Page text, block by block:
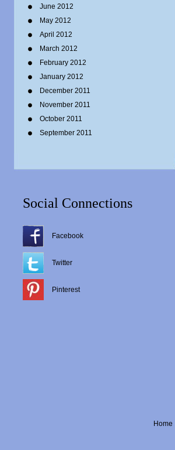
June 2012
May 2012
April 2012
March 2012
February 2012
January 2012
December 2011
November 2011
October 2011
September 2011
Social Connections
Facebook
Twitter
Pinterest
Home